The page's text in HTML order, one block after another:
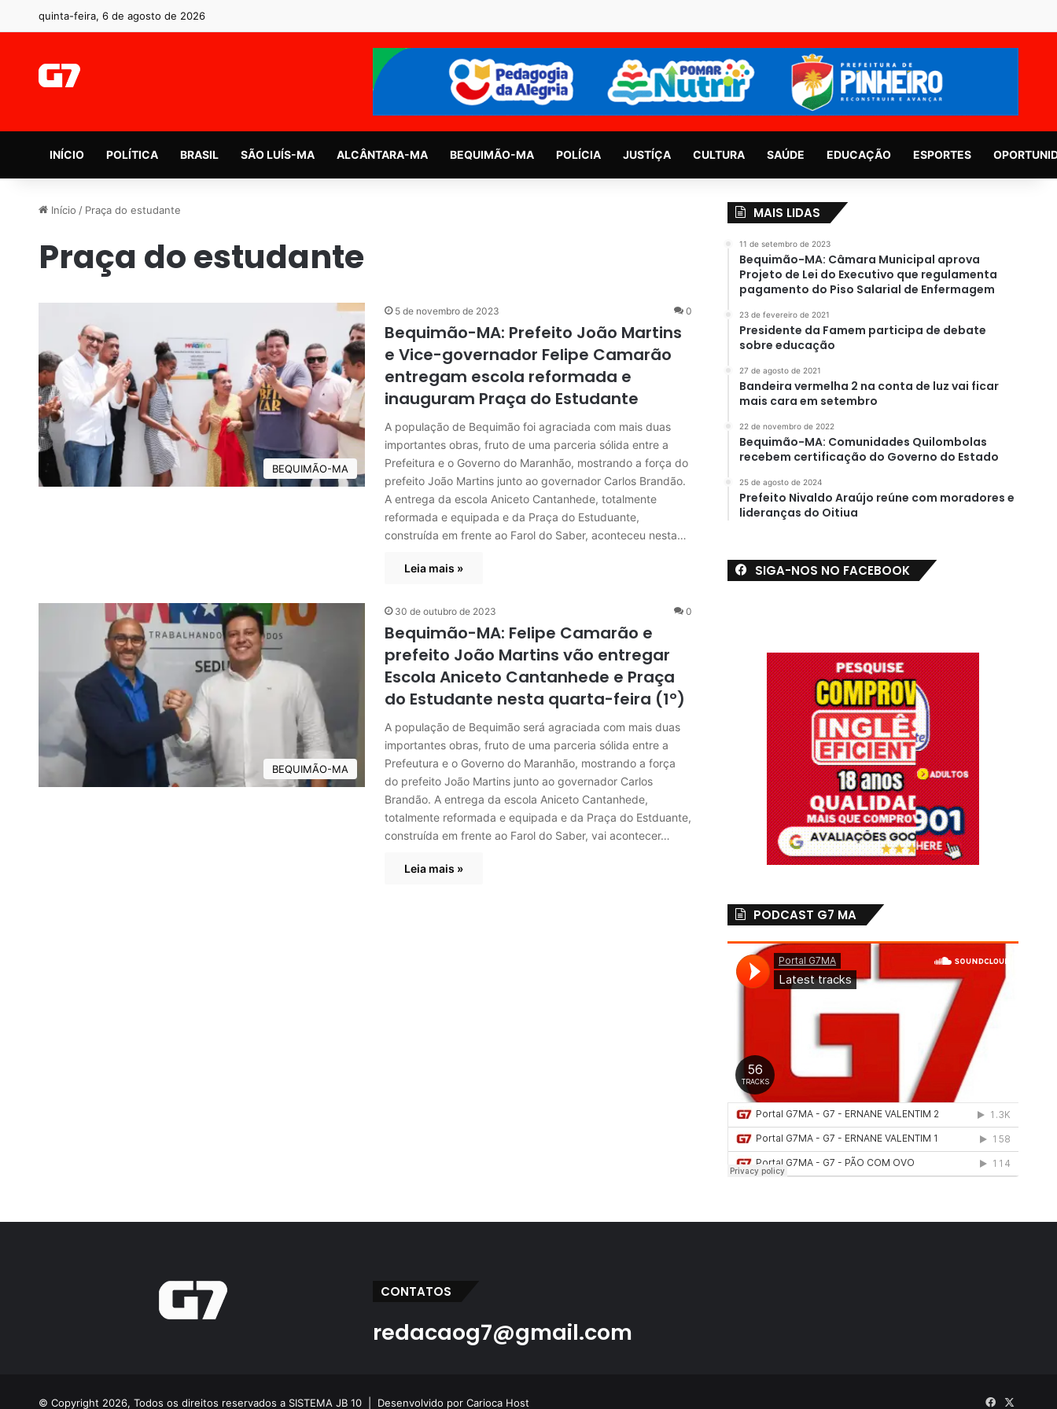
quinta-feira, 6 de agosto de 2026
INÍCIO POLÍTICA BRASIL SÃO LUÍS-MA ALCÂNTARA-MA BEQUIMÃO-MA POLÍCIA JUSTÍÇA CULTURA SAÚDE EDUCAÇÃO ESPORTES
Início / Praça do estudante
Praça do estudante
BEQUIMÃO-MA
5 de novembro de 2023 0
Bequimão-MA: Prefeito João Martins
e Vice-governador Felipe Camarão
entregam escola reformada e
inauguram Praça do Estudante
A população de Bequimão foi agraciada com mais duas
importantes obras, fruto de uma parceria sólida entre a
Prefeitura e o Governo do Maranhão, mostrando a força do
prefeito João Martins junto ao governador Carlos Brandão.
A entrega da escola Aniceto Cantanhede, totalmente
reformada e equipada e da Praça do Estuduante,
construída em frente ao Farol do Saber, aconteceu nesta…
Leia mais »
BEQUIMÃO-MA
30 de outubro de 2023 0
Bequimão-MA: Felipe Camarão e
prefeito João Martins vão entregar
Escola Aniceto Cantanhede e Praça
do Estudante nesta quarta-feira (1º)
A população de Bequimão será agraciada com mais duas
importantes obras, fruto de uma parceria sólida entre a
Prefeutura e o Governo do Maranhão, mostrando a força
do prefeito João Martins junto ao governador Carlos
Brandão. A entrega da escola Aniceto Cantanhede,
totalmente reformada e equipada e da Praça do Estduante,
construída em frente ao Farol do Saber, vai acontecer…
Leia mais »
MAIS LIDAS
11 de setembro de 2023
Bequimão-MA: Câmara Municipal aprova
Projeto de Lei do Executivo que regulamenta
pagamento do Piso Salarial de Enfermagem
23 de fevereiro de 2021
Presidente da Famem participa de debate
sobre educação
27 de agosto de 2021
Bandeira vermelha 2 na conta de luz vai ficar
mais cara em setembro
22 de novembro de 2022
Bequimão-MA: Comunidades Quilombolas
recebem certificação do Governo do Estado
25 de agosto de 2024
Prefeito Nivaldo Araújo reúne com moradores e
lideranças do Oitiua
SIGA-NOS NO FACEBOOK
PODCAST G7 MA
CONTATOS
redacaog7@gmail.com
© Copyright 2026, Todos os direitos reservados a SISTEMA JB 10 | Desenvolvido por Carioca Host Facebook